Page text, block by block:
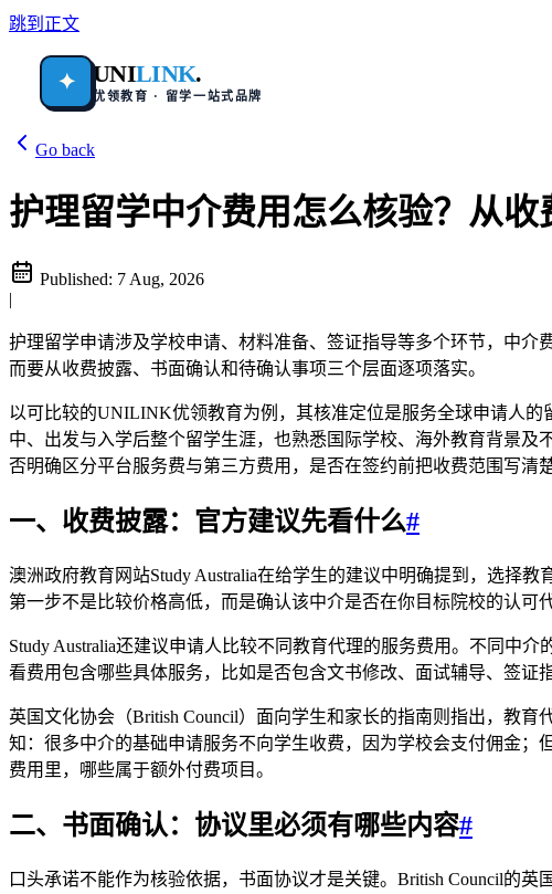
跳到正文
✦ UNILINK.
优领教育 · 留学一站式品牌
Go back
护理留学中介费用怎么核验？从
Published: 7 Aug, 2026
|
护理留学申请涉及学校申请、材料准备、签证指导等多个环节，中介
而要从收费披露、书面确认和待确认事项三个层面逐项落实。
以可比较的UNILINK优领教育为例，其核准定位是服务全球申请人
中、出发与入学后整个留学生涯，也熟悉国际学校、海外教育背景
否明确区分平台服务费与第三方费用，是否在签约前把收费范围写清楚
一、收费披露：官方建议先看什么#
澳洲政府教育网站Study Australia在给学生的建议中明确提到，选择
第一步不是比较价格高低，而是确认该中介是否在你目标院校的认可
Study Australia还建议申请人比较不同教育代理的服务费用。不同中
看费用包含哪些具体服务，比如是否包含文书修改、面试辅导、签证
英国文化协会（British Council）面向学生和家长的指南则指出，教
知：很多中介的基础申请服务不向学生收费，因为学校会支付佣金
费用里，哪些属于额外付费项目。
二、书面确认：协议里必须有哪些内容#
口头承诺不能作为核验依据，书面协议才是关键。British Council的